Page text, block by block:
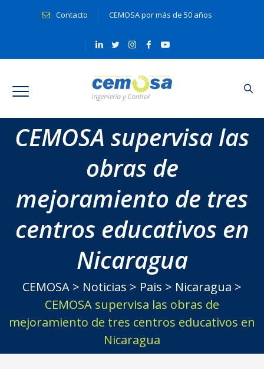
Contacto CEMOSA por más de 50 años
CEMOSA supervisa las
obras de
mejoramiento de tres
centros educativos en
Nicaragua
CEMOSA > Noticias > Pais > Nicaragua >
CEMOSA supervisa las obras de
mejoramiento de tres centros educativos en
Nicaragua